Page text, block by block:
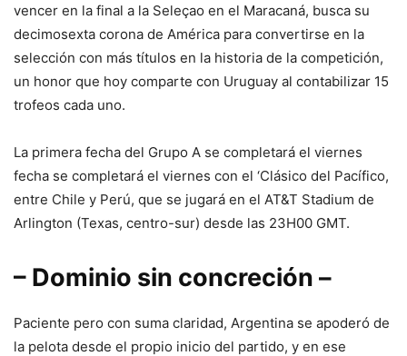
vencer en la final a la Seleçao en el Maracaná, busca su
decimosexta corona de América para convertirse en la
selección con más títulos en la historia de la competición,
un honor que hoy comparte con Uruguay al contabilizar 15
trofeos cada uno.
La primera fecha del Grupo A se completará el viernes
fecha se completará el viernes con el ‘Clásico del Pacífico,
entre Chile y Perú, que se jugará en el AT&T Stadium de
Arlington (Texas, centro-sur) desde las 23H00 GMT.
– Dominio sin concreción –
Paciente pero con suma claridad, Argentina se apoderó de
la pelota desde el propio inicio del partido, y en ese